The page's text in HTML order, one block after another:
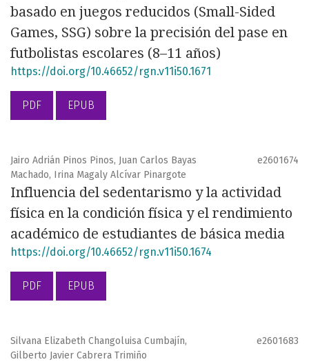
basado en juegos reducidos (Small-Sided
Games, SSG) sobre la precisión del pase en
futbolistas escolares (8–11 años)
https://doi.org/10.46652/rgn.v11i50.1671
PDF EPUB
Jairo Adrián Pinos Pinos, Juan Carlos Bayas
Machado, Irina Magaly Alcívar Pinargote
e2601674
Influencia del sedentarismo y la actividad
física en la condición física y el rendimiento
académico de estudiantes de básica media
https://doi.org/10.46652/rgn.v11i50.1674
PDF EPUB
Silvana Elizabeth Changoluisa Cumbajín,
Gilberto Javier Cabrera Trimiño
e2601683